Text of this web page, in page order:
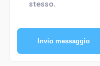
stesso.
Invio messaggio